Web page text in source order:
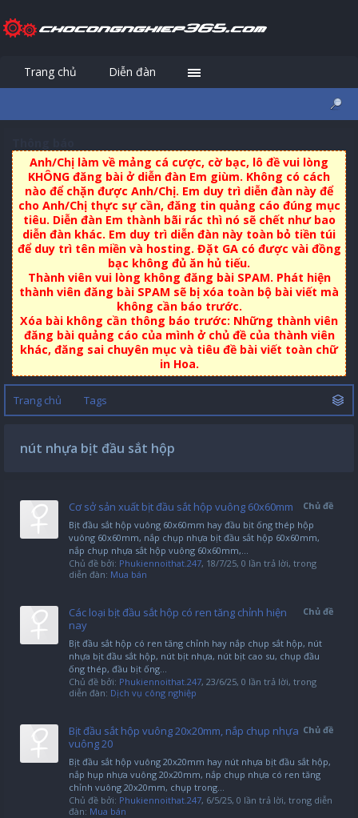
Anh/Chị làm về mảng cá cược, cờ bạc, lô đề vui lòng
KHÔNG đăng bài ở diễn đàn Em giùm. Không có cách
nào để chặn được Anh/Chị. Em duy trì diễn đàn này để
cho Anh/Chị thực sự cần, đăng tin quảng cáo đúng mục
tiêu. Diễn đàn Em thành bãi rác thì nó sẽ chết như bao
diễn đàn khác. Em duy trì diễn đàn này toàn bỏ tiền túi
để duy trì tên miền và hosting. Đặt GA có được vài đồng
bạc không đủ ăn hủ tiếu.
Thành viên vui lòng không đăng bài SPAM. Phát hiện
thành viên đăng bài SPAM sẽ bị xóa toàn bộ bài viết mà
không cần báo trước.
Xóa bài không cần thông báo trước: Những thành viên
đăng bài quảng cáo của mình ở chủ đề của thành viên
khác, đăng sai chuyên mục và tiêu đề bài viết toàn chữ
in Hoa.
Trang chủ Tags
nút nhựa bịt đầu sắt hộp
Chủ đề
Cơ sở sản xuất bịt đầu sắt hộp vuông 60x60mm
Bịt đầu sắt hộp vuông 60x60mm hay đầu bịt ống thép hộp
vuông 60x60mm, nắp chụp nhựa bịt đầu sắt hộp 60x60mm,
nắp chụp nhựa sắt hộp vuông 60x60mm,...
Chủ đề bởi: Phukiennoithat.247, 18/7/25, 0 lần trả lời, trong
diễn đàn: Mua bán
Chủ đề
Các loại bịt đầu sắt hộp có ren tăng chỉnh hiện
nay
Bịt đầu sắt hộp có ren tăng chỉnh hay nắp chụp sắt hộp, nút
nhựa bịt đầu sắt hộp, nút bịt nhựa, nút bịt cao su, chụp đầu
ống thép, đầu bịt ống...
Chủ đề bởi: Phukiennoithat.247, 23/6/25, 0 lần trả lời, trong
diễn đàn: Dịch vụ công nghiệp
Chủ đề
Bịt đầu sắt hộp vuông 20x20mm, nắp chụp nhựa
vuông 20
Bịt đầu sắt hộp vuông 20x20mm hay nút nhựa bịt đầu sắt hộp,
nắp hụp nhựa vuông 20x20mm, nắp chụp nhựa có ren tăng
chỉnh vuông 20x20mm, chụp trong...
Chủ đề bởi: Phukiennoithat.247, 6/5/25, 0 lần trả lời, trong diễn
đàn: Mua bán
Trang chủ Diễn đàn
Đăng ký